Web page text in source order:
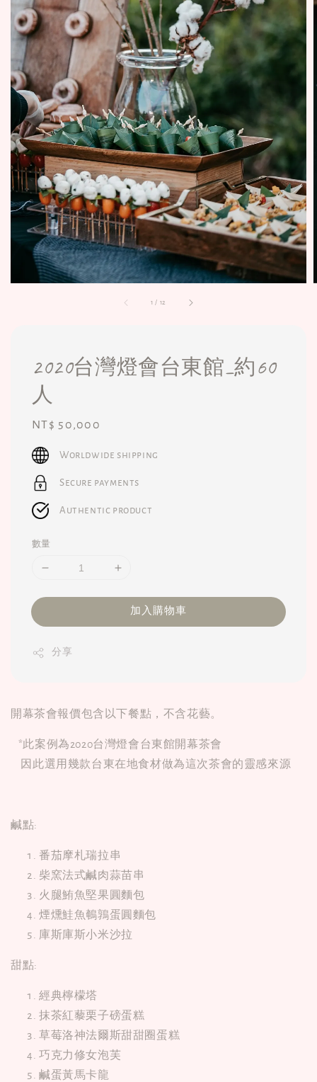
1 / 12
2020台灣燈會台東館_約60
人
Regular
price
NT$ 50,000
Worldwide shipping
Secure payments
Authentic product
數量
加入購物車
分享
開幕茶會報價包含以下餐點，不含花藝。
*此案例為2020台灣燈會台東館開幕茶會
因此選用幾款台東在地食材做為這次茶會的靈感來源
鹹點:
番茄摩札瑞拉串
柴窯法式鹹肉蒜苗串
火腿鮪魚堅果圓麵包
煙燻鮭魚鵪鶉蛋圓麵包
庫斯庫斯小米沙拉
甜點:
經典檸檬塔
抹茶紅藜栗子磅蛋糕
草莓洛神法爾斯甜甜圈蛋糕
巧克力修女泡芙
鹹蛋黃馬卡龍